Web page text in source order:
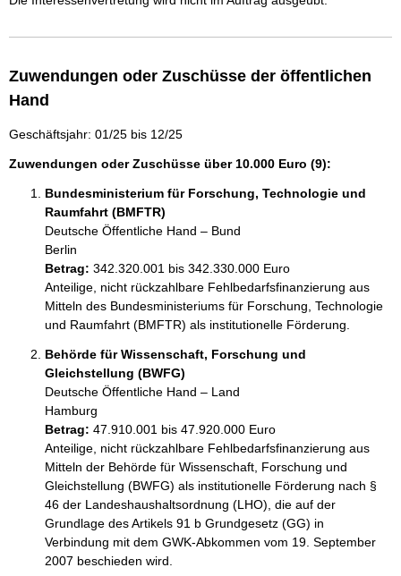
Zuwendungen oder Zuschüsse der öffentlichen
Hand
Geschäftsjahr: 01/25 bis 12/25
Zuwendungen oder Zuschüsse über 10.000 Euro (9):
Bundesministerium für Forschung, Technologie und
Raumfahrt (BMFTR)
Deutsche Öffentliche Hand – Bund
Berlin
Betrag: 342.320.001 bis 342.330.000 Euro
Anteilige, nicht rückzahlbare Fehlbedarfsfinanzierung aus
Mitteln des Bundesministeriums für Forschung, Technologie
und Raumfahrt (BMFTR) als institutionelle Förderung.
Behörde für Wissenschaft, Forschung und
Gleichstellung (BWFG)
Deutsche Öffentliche Hand – Land
Hamburg
Betrag: 47.910.001 bis 47.920.000 Euro
Anteilige, nicht rückzahlbare Fehlbedarfsfinanzierung aus
Mitteln der Behörde für Wissenschaft, Forschung und
Gleichstellung (BWFG) als institutionelle Förderung nach §
46 der Landeshaushaltsordnung (LHO), die auf der
Grundlage des Artikels 91 b Grundgesetz (GG) in
Verbindung mit dem GWK-Abkommen vom 19. September
2007 beschieden wird.